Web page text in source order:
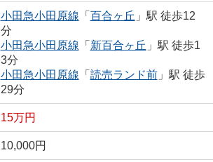
小田急小田原線 「 百合ヶ丘 」駅 徒歩12
分
小田急小田原線 「 新百合ヶ丘 」駅 徒歩1
3分
小田急小田原線 「 読売ランド前」駅 徒歩
29分
15万円
10,000円